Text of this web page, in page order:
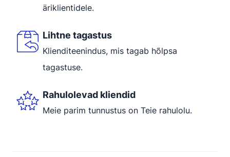
äriklientidele.
Lihtne tagastus
Klienditeenindus, mis tagab hõlpsa
tagastuse.
Rahulolevad kliendid
Meie parim tunnustus on Teie rahulolu.